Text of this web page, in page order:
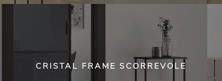
CRISTAL FRAME SCORREVOLE